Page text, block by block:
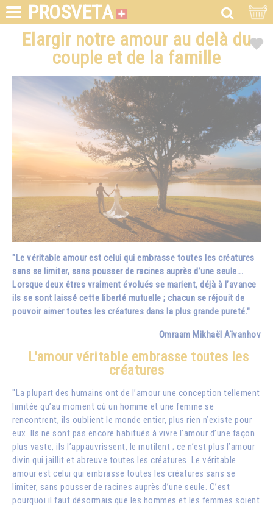
PROSVETA
Elargir notre amour au delà du
couple et de la famille
"Le véritable amour est celui qui embrasse toutes les créatures
sans se limiter, sans pousser de racines auprès d’une seule...
Lorsque deux êtres vraiment évolués se marient, déjà à l’avance
ils se sont laissé cette liberté mutuelle ; chacun se réjouit de
pouvoir aimer toutes les créatures dans la plus grande pureté."
Omraam Mikhaël Aïvanhov
L'amour véritable embrasse toutes les
créatures
"La plupart des humains ont de l’amour une conception tellement
limitée qu’au moment où un homme et une femme se
rencontrent, ils oublient le monde entier, plus rien n’existe pour
eux. Ils ne sont pas encore habitués à vivre l’amour d’une façon
plus vaste, ils l’appauvrissent, le mutilent ; ce n’est plus l’amour
divin qui jaillit et abreuve toutes les créatures. Le véritable
amour est celui qui embrasse toutes les créatures sans se
limiter, sans pousser de racines auprès d’une seule. C’est
pourquoi il faut désormais que les hommes et les femmes soient